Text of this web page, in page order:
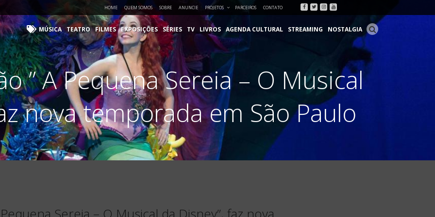
HOME QUEM SOMOS SOBRE ANUNCIE PROJETOS PARCEIROS CONTATO Facebook
Twitter
Instagram
Youtube
MÚSICA TEATRO FILMES EXPOSIÇÕES SÉRIES TV LIVROS AGENDA CULTURAL STREAMING NOSTALGIA
” A Pequena Sereia – O Musical
nova temporada em São Paulo
Sereia – O Musical da Disney”, faz nova